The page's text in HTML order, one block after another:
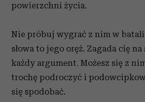
Partnerzy mogą połączyć te
korzystania z ich usług.
powierzchni życia.
Nie próbuj wygrać z nim w
słowa to jego oręż. Zagada cię
każdy argument. Możesz się z
trochę podroczyć i
się spodobać.